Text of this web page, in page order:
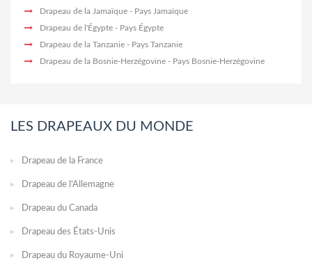
Drapeau de la Jamaïque - Pays Jamaïque
Drapeau de l'Égypte - Pays Égypte
Drapeau de la Tanzanie - Pays Tanzanie
Drapeau de la Bosnie-Herzégovine - Pays Bosnie-Herzégovine
LES DRAPEAUX DU MONDE
Drapeau de la France
Drapeau de l'Allemagne
Drapeau du Canada
Drapeau des États-Unis
Drapeau du Royaume-Uni